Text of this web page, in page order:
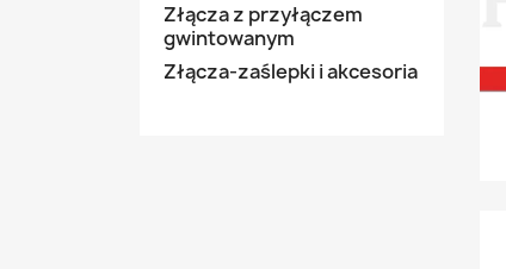
Złącza z przyłączem
gwintowanym
Złącza-zaślepki i akcesoria